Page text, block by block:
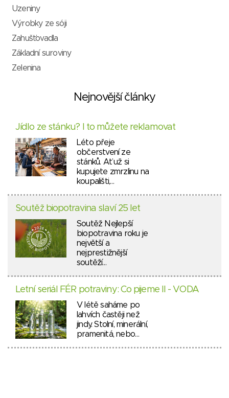
Uzeniny
Výrobky ze sóji
Zahušťovadla
Základní suroviny
Zelenina
Nejnovější články
Jídlo ze stánku? I to můžete reklamovat
Léto přeje
občerstvení ze
stánků. Ať už si
kupujete zmrzlinu na
koupališti,…
Soutěž biopotravina slaví 25 let
Soutěž Nejlepší
biopotravina roku je
největší a
nejprestižnější
soutěží…
Letní seriál FÉR potraviny: Co pijeme II - VODA
V létě saháme po
lahvích častěji než
jindy. Stolní, minerální,
pramenitá, nebo…